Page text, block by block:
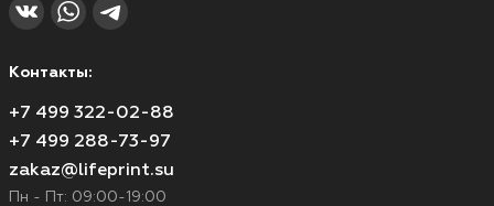
Контакты:
+7 499 322-02-88
+7 499 288-73-97
zakaz@lifeprint.su
Пн - Пт: 09:00-19:00